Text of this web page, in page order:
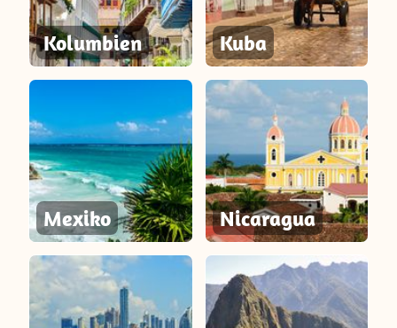
Kolumbien Kuba
Mexiko Nicaragua